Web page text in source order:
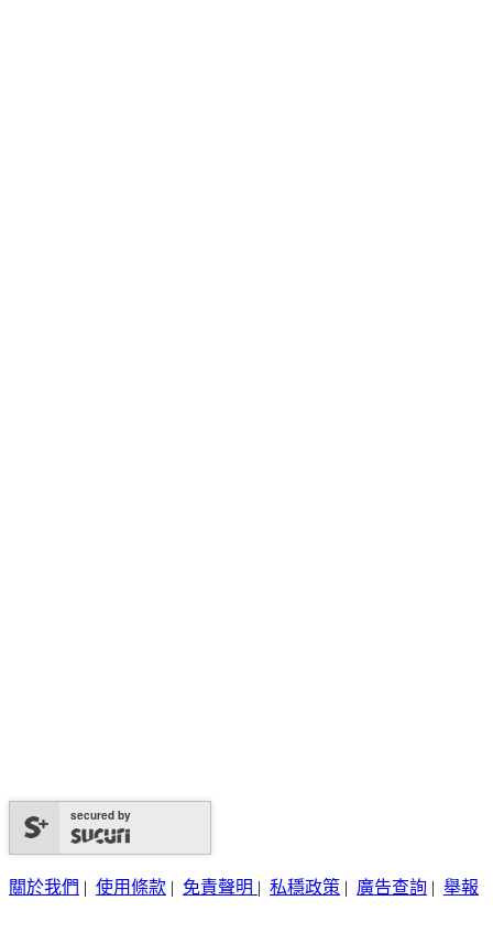
secured by
關於我們 | 使用條款 | 免責聲明 | 私穩政策 | 廣告查詢 | 舉報